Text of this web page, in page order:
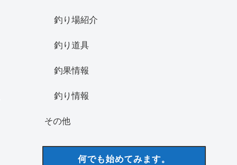
釣り場紹介
釣り道具
釣果情報
釣り情報
その他
何でも始めてみます。